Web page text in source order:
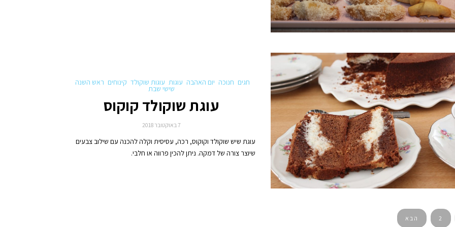
חגים חנוכה יום האהבה עוגות עוגות שוקולד קינוחים ראש השנה
שישי שבת
עוגת שוקולד קוקוס
7 באוקטובר 2018
עוגת שיש שוקולד וקוקוס, רכה, עסיסית וקלה להכנה עם שילוב צבעים
שיוצר צורה של דמקה. ניתן להכין פרווה או חלבי.
2 הבא